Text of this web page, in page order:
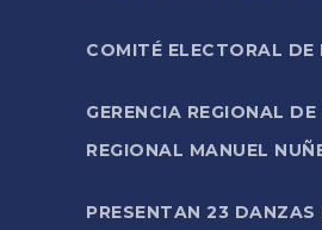
COMITÉ ELECTORAL DE
GERENCIA REGIONAL
REGIONAL MANUEL
PRESENTAN 23 DANZAS